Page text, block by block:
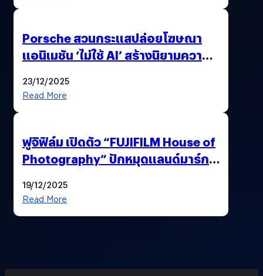
Porsche สวนกระแสปล่อยโฆษณา
แอนิเมชัน ‘ไม่ใช้ AI’ สร้างนิยามความ
23/12/2025
Read More
ฟูจิฟิล์ม เปิดตัว “FUJIFILM House of
Photography” ปักหมุดแลนด์มาร์ก
19/12/2025
Read More